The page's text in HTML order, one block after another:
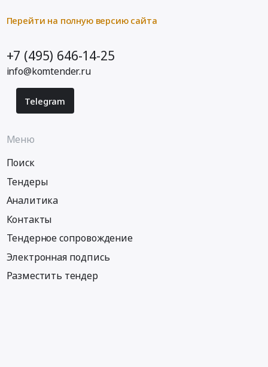
Перейти на полную версию сайта
+7 (495) 646-14-25
info@komtender.ru
Telegram
Меню
Поиск
Тендеры
Аналитика
Контакты
Тендерное сопровождение
Электронная подпись
Разместить тендер